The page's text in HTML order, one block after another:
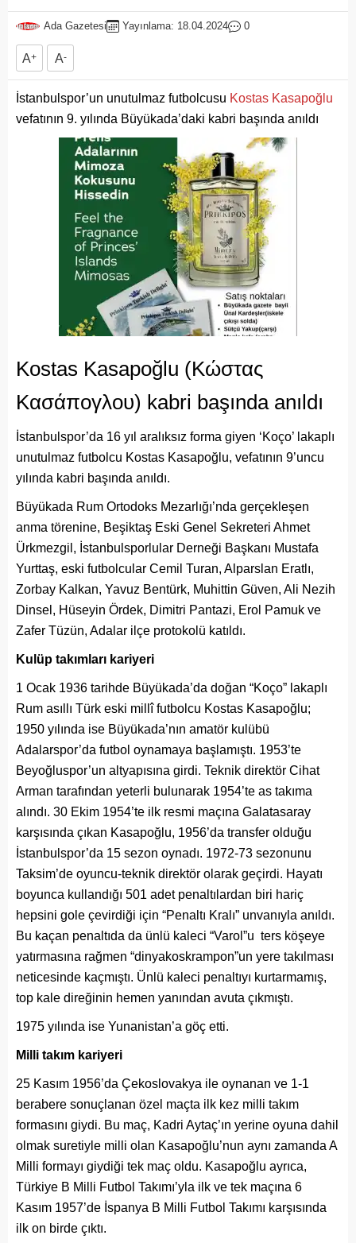
Ada Gazetesi Yayınlama: 18.04.2024 0
A+ A-
İstanbulspor’un unutulmaz futbolcusu Kostas Kasapoğlu
vefatının 9. yılında Büyükada’daki kabri başında anıldı
Kostas Kasapoğlu (Κώστας
Κασάπογλου) kabri başında anıldı
İstanbulspor’da 16 yıl aralıksız forma giyen ‘Koço’ lakaplı
unutulmaz futbolcu Kostas Kasapoğlu, vefatının 9’uncu
yılında kabri başında anıldı.
Büyükada Rum Ortodoks Mezarlığı’nda gerçekleşen
anma törenine, Beşiktaş Eski Genel Sekreteri Ahmet
Ürkmezgil, İstanbulsporlular Derneği Başkanı Mustafa
Yurttaş, eski futbolcular Cemil Turan, Alparslan Eratlı,
Zorbay Kalkan, Yavuz Bentürk, Muhittin Güven, Ali Nezih
Dinsel, Hüseyin Ördek, Dimitri Pantazi, Erol Pamuk ve
Zafer Tüzün, Adalar ilçe protokolü katıldı.
Kulüp takımları kariyeri
1 Ocak 1936 tarihde Büyükada’da doğan “Koço” lakaplı
Rum asıllı Türk eski millî futbolcu Kostas Kasapoğlu;
1950 yılında ise Büyükada’nın amatör kulübü
Adalarspor’da futbol oynamaya başlamıştı. 1953’te
Beyoğluspor’un altyapısına girdi. Teknik direktör Cihat
Arman tarafından yeterli bulunarak 1954’te as takıma
alındı. 30 Ekim 1954’te ilk resmi maçına Galatasaray
karşısında çıkan Kasapoğlu, 1956’da transfer olduğu
İstanbulspor’da 15 sezon oynadı. 1972-73 sezonunu
Taksim’de oyuncu-teknik direktör olarak geçirdi. Hayatı
boyunca kullandığı 501 adet penaltılardan biri hariç
hepsini gole çevirdiği için “Penaltı Kralı” unvanıyla anıldı.
Bu kaçan penaltıda da ünlü kaleci “Varol”u ters köşeye
yatırmasına rağmen “dinyakoskrampon”un yere takılması
neticesinde kaçmıştı. Ünlü kaleci penaltıyı kurtarmamış,
top kale direğinin hemen yanından avuta çıkmıştı.
1975 yılında ise Yunanistan’a göç etti.
Milli takım kariyeri
25 Kasım 1956’da Çekoslovakya ile oynanan ve 1-1
berabere sonuçlanan özel maçta ilk kez milli takım
formasını giydi. Bu maç, Kadri Aytaç’ın yerine oyuna dahil
olmak suretiyle milli olan Kasapoğlu’nun aynı zamanda A
Milli formayı giydiği tek maç oldu. Kasapoğlu ayrıca,
Türkiye B Milli Futbol Takımı’yla ilk ve tek maçına 6
Kasım 1957’de İspanya B Milli Futbol Takımı karşısında
ilk on birde çıktı.